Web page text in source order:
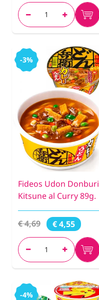
-3%
Fideos Udon Donburi
Kitsune al Curry 89g.
€ 4,69 € 4,55
-4%